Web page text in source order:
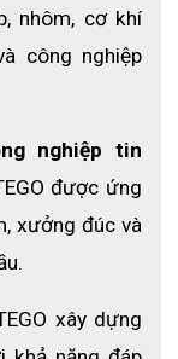
nhôm, cơ khí
công nghiệp
nghiệp tin
được ứng
xưởng đúc và
xây dựng